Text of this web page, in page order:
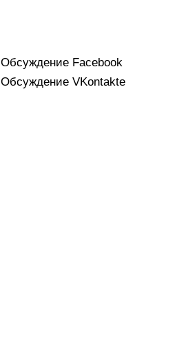
Обсуждение Facebook
Обсуждение VKontakte